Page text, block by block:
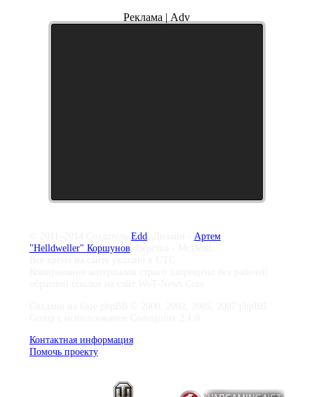
Реклама | Adv
Edd
Артем
"Helldweller" Коршунов
Контактная информация
Помочь проекту